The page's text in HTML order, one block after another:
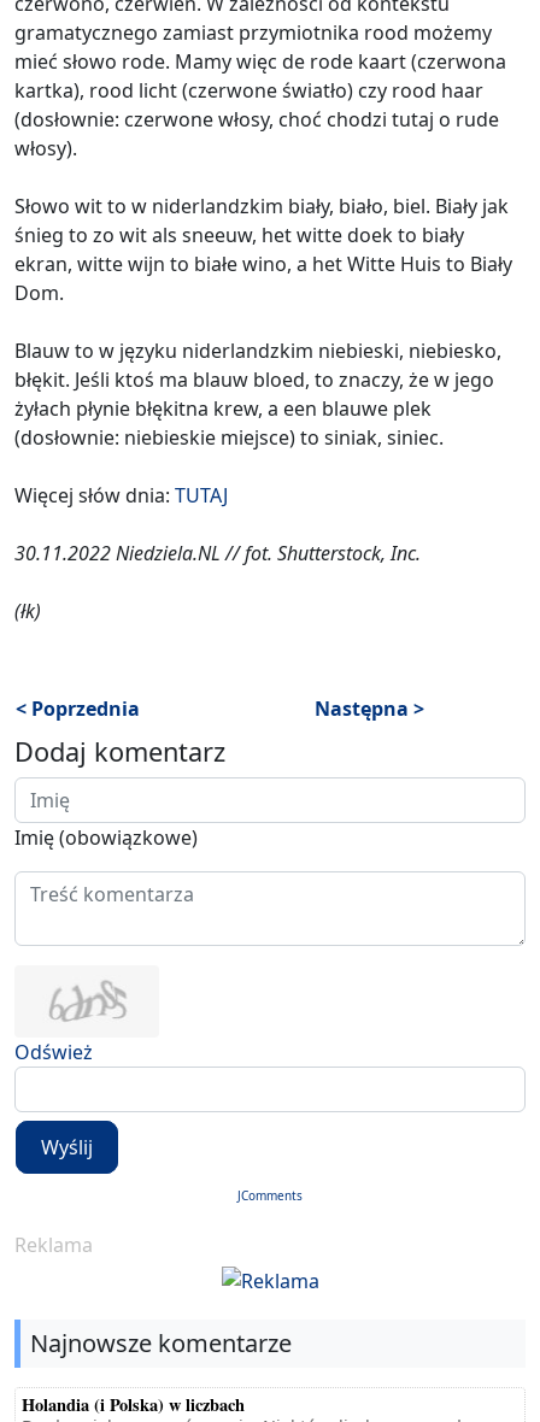
gramatycznego zamiast przymiotnika rood możemy
mieć słowo rode. Mamy więc de rode kaart (czerwona
kartka), rood licht (czerwone światło) czy rood haar
(dosłownie: czerwone włosy, choć chodzi tutaj o rude
włosy).
Słowo wit to w niderlandzkim biały, biało, biel. Biały jak
śnieg to zo wit als sneeuw, het witte doek to biały
ekran, witte wijn to białe wino, a het Witte Huis to Biały
Dom.
Blauw to w języku niderlandzkim niebieski, niebiesko,
błękit. Jeśli ktoś ma blauw bloed, to znaczy, że w jego
żyłach płynie błękitna krew, a een blauwe plek
(dosłownie: niebieskie miejsce) to siniak, siniec.
Więcej słów dnia: TUTAJ
30.11.2022 Niedziela.NL // fot. Shutterstock, Inc.
(łk)
< Poprzednia Następna >
Dodaj komentarz
Imię (obowiązkowe)
Odśwież
Wyślij
JComments
Reklama
Najnowsze komentarze
Holandia (i Polska) w liczbach